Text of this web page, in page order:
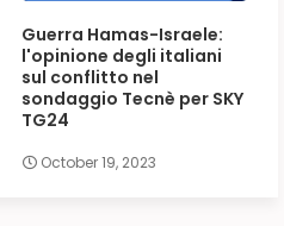
Guerra Hamas-Israele:
l'opinione degli italiani
sul conflitto nel
sondaggio Tecnè per SKY
TG24
October 19, 2023